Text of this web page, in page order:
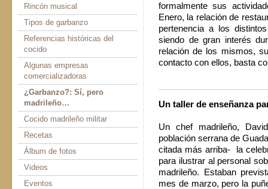
Rincón musical
Tipos de garbanzo
Referencias históricas del
cocido
Algunas empresas
comercializadoras
¿Garbanzo?: Sí, pero
madrileño…
Cocido madrileño militar
Recetas
Álbum de fotos
Videos
Eventos
formalmente sus
Enero, la relación de
pertenencia a los
siendo de gran interés
relación de los mismos,
contacto con ellos, basta
Un taller de enseñanza
Un chef madrileño,
población serrana de
citada más arriba- la
para ilustrar al personal
madrileño. Estaban
mes de marzo, pero la